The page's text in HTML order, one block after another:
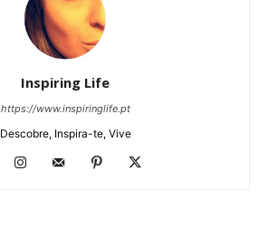
Inspiring Life
https://www.inspiringlife.pt
Descobre, Inspira-te, Vive